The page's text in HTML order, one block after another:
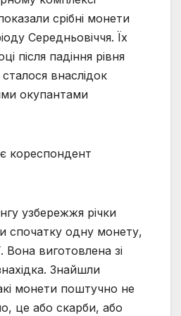
срібні монети
Середньовіччя. Їх
після падіння рівня
внаслідок
окупантами
кореспондент
узбережжя річки
спочатку одну монету,
Вона виготовлена зі
Знайшли
монети поштучно не
це або скарби, або